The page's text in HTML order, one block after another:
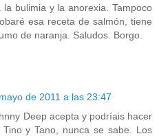
bulimia y la anorexia. Tampoco
esa receta de salmón, tiene
de naranja. Saludos. Borgo.
de 2011 a las 23:47
Deep acepta y podríais hacer
y Tano, nunca se sabe. Los